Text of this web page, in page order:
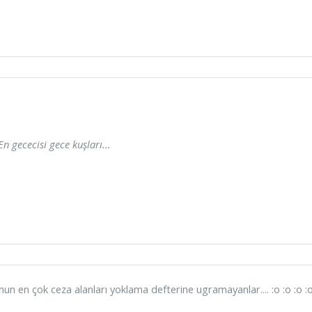
gececisi gece kuşları...
en çok ceza alanları yoklama defterine ugramayanlar.... :o :o :o